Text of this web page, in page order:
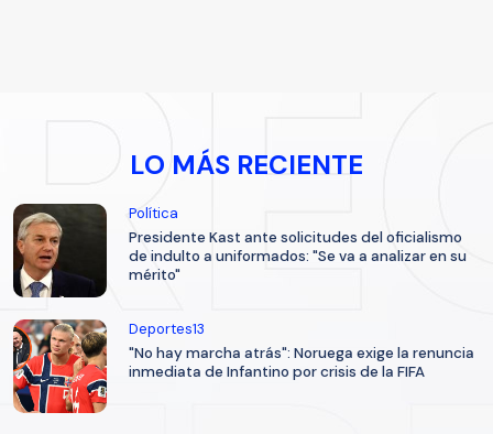
LO MÁS RECIENTE
Política
Presidente Kast ante solicitudes del oficialismo
de indulto a uniformados: "Se va a analizar en su
mérito"
Deportes13
"No hay marcha atrás": Noruega exige la renuncia
inmediata de Infantino por crisis de la FIFA